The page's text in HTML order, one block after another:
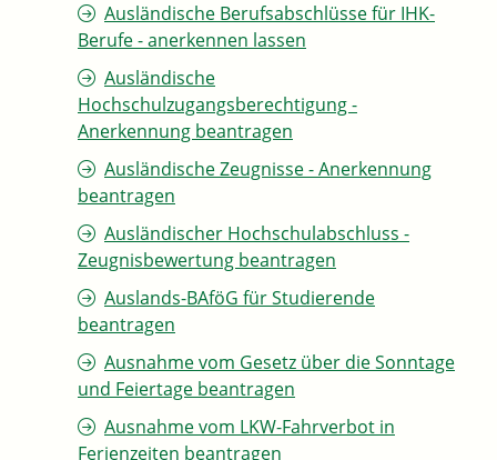
Ausländische Berufsabschlüsse für IHK-
Berufe - anerkennen lassen
Ausländische
Hochschulzugangsberechtigung -
Anerkennung beantragen
Ausländische Zeugnisse - Anerkennung
beantragen
Ausländischer Hochschulabschluss -
Zeugnisbewertung beantragen
Auslands-BAföG für Studierende
beantragen
Ausnahme vom Gesetz über die Sonntage
und Feiertage beantragen
Ausnahme vom LKW-Fahrverbot in
Ferienzeiten beantragen